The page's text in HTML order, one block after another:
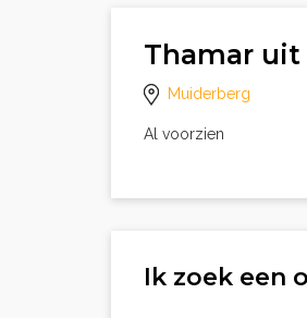
Thamar
Muiderberg
Al voorzien
Ik zoek een